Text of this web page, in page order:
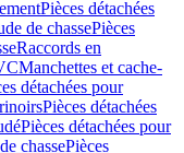
Pièces détachées
de chassePièces
Raccords en
Manchettes et cache-
détachées pour
Pièces détachées
Pièces détachées pour
chassePièces